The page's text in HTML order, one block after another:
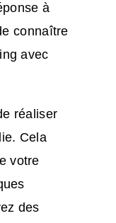
à
connaître
avec
réaliser
Cela
votre
des